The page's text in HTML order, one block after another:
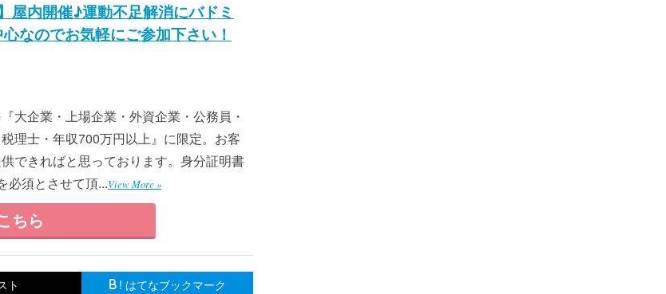
屋内開催♪運動不足解消にバドミ
なのでお気軽にご参加下さい！
大企業・上場企業・外資企業・公務員・
理士・年収700万円以上』に限定。お客
できればと思っております。身分証明書
必須とさせて頂...View More »
ちら
ト ! はてなブックマーク